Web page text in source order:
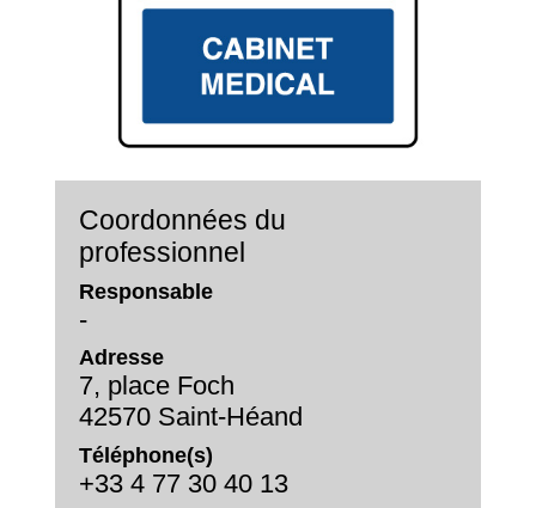
Coordonnées du
professionnel
Responsable
-
Adresse
7, place Foch
42570 Saint-Héand
Téléphone(s)
+33 4 77 30 40 13